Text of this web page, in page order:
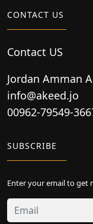
CONTACT US
Contact US
Jordan Amman
info@akeed.jo
00962-79549-
SUBSCRIBE
Enter your email to